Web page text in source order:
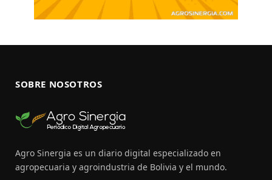
SOBRE NOSOTROS
Agro Sinergia es un diario digital especializado en
agropecuaria y agroindustria de Bolivia y el mundo.